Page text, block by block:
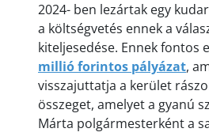
2024- ben lezártak egy
a költségvetés ennek a
kiteljesedése. Ennek fontos
millió forintos pályázat,
visszajuttatja a kerület
összeget, amelyet a gyanú
Márta polgármesterként a